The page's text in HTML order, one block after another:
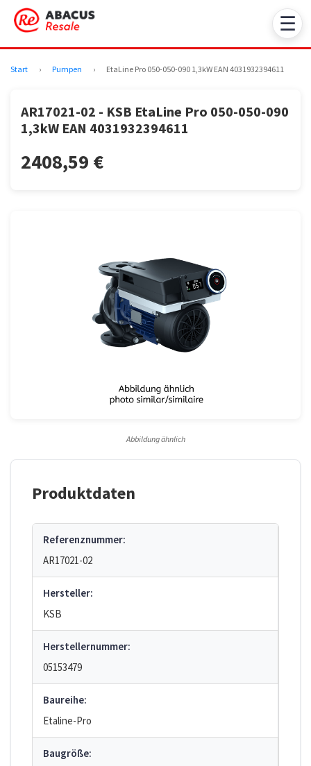
☰
Start › Pumpen › EtaLine Pro 050-050-090 1,3kW EAN 4031932394611
AR17021-02 - KSB EtaLine Pro 050-050-090
1,3kW EAN 4031932394611
2408,59 €
Abbildung ähnlich
Produktdaten
Referenznummer:
AR17021-02
Hersteller:
KSB
Herstellernummer:
05153479
Baureihe:
Etaline-Pro
Baugröße: